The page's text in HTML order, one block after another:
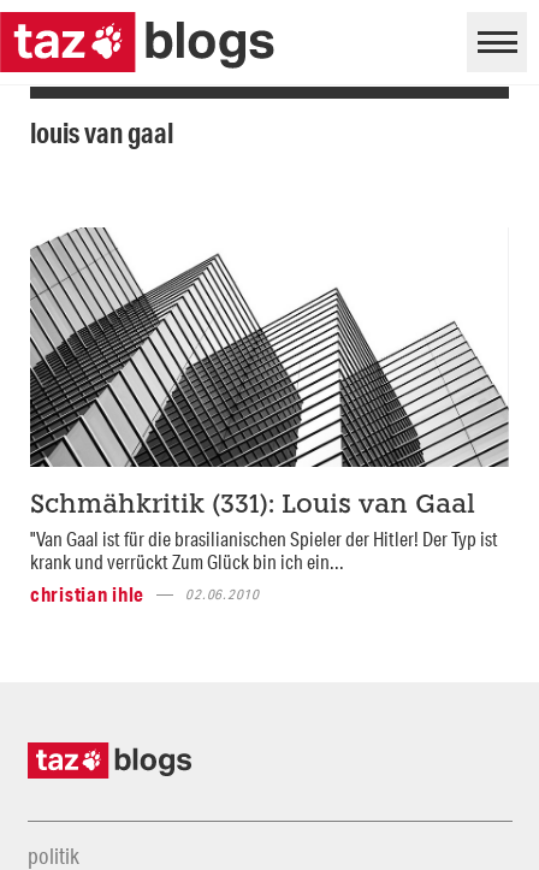
louis van gaal
Schmähkritik (331): Louis van Gaal
"Van Gaal ist für die brasilianischen Spieler der Hitler! Der Typ ist
krank und verrückt Zum Glück bin ich ein...
christian ihle
02.06.2010
politik